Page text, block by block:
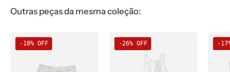
Outras peças da mesma coleção:
Infantil
-18% OFF -26% OFF -